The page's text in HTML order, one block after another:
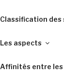
Classification des
Les aspects
Affinités entre les